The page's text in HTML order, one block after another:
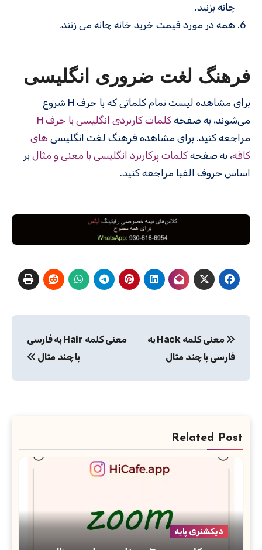
چانه بزنید.
همه در مورد قیمت خرید خانه چانه می زنند.
فرهنگ لغت ضروری انگلیسی
برای مشاهده لیست تمام کلماتی که با حرف H شروع
می‌شوند، به صفحه کلمات کاربردی انگلیسی با حرف H
مراجعه کنید. برای مشاهده فرهنگ لغت انگلیسی های
کافه، به صفحه کلمات پرکاربرد انگلیسی با معنی و مثال بر
اساس حروف الفبا مراجعه کنید.
نوشته
معنی کلمه Hack به
فارسی با چند مثال
معنی کلمه Hair به فارسی
با چند مثال
Related Post
دیکشنری پایه